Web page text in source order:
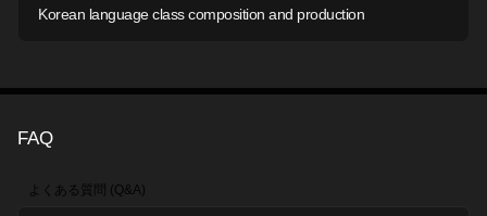
Korean language class composition and production
FAQ
よくある質問 (Q&A)